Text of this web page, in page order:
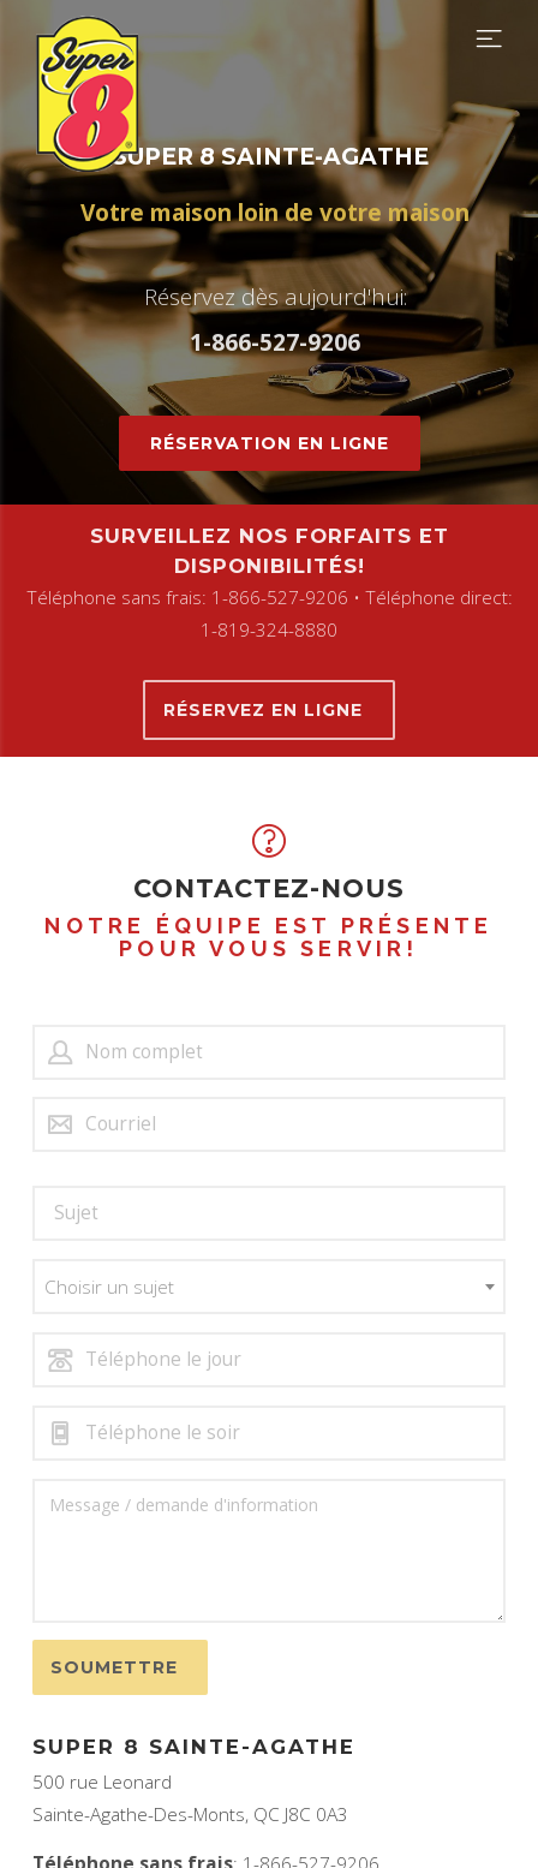
SUPER 8 SAINTE-AGATHE
Votre maisonloinde votre maison
Réservezdès aujourd'hui:
1-866-527-9206
RÉSERVATION EN LIGNE
SURVEILLEZ NOS FORFAITS ET
DISPONIBILITÉS!
Téléphone sans frais: 1-866-527-9206 • Téléphone direct:
1-819-324-8880
RÉSERVEZ EN LIGNE
CONTACTEZ-NOUS
NOTRE ÉQUIPE EST PRÉSENTE
POUR VOUS SERVIR!
Choisir un sujet
SOUMETTRE
SUPER 8 SAINTE-AGATHE
500 rue Leonard
Sainte-Agathe-Des-Monts, QC J8C 0A3